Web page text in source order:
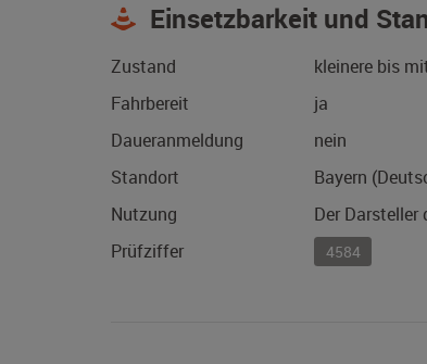
Einsetzbarkeit und
Zustand
kleinere bis
Fahrbereit
ja
Daueranmeldung
nein
Standort
Bayern
Nutzung
Der Darsteller
Prüfziffer
4584